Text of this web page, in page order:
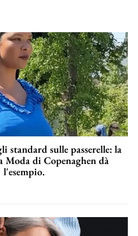
standard sulle passerelle: la
Moda di Copenaghen dà
l'esempio.